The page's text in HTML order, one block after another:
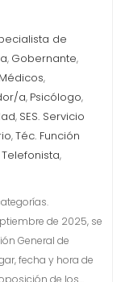
de
, Gobernante,
Médicos,
a, Psicólogo,
, SES. Servicio
,Téc. Función
Telefonista,
de 2025, se
General de
fecha y hora de
de los…